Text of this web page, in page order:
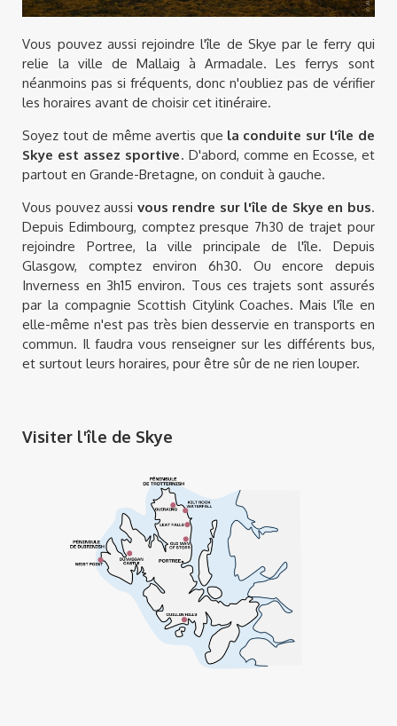
Vous pouvez aussi rejoindre l'île de Skye par le ferry qui
relie la ville de Mallaig à Armadale. Les ferrys sont
néanmoins pas si fréquents, donc n'oubliez pas de vérifier
les horaires avant de choisir cet itinéraire.
Soyez tout de même avertis que la conduite sur l'île de
Skye est assez sportive. D'abord, comme en Ecosse, et
partout en Grande-Bretagne, on conduit à gauche.
Vous pouvez aussi vous rendre sur l'île de Skye en bus.
Depuis Edimbourg, comptez presque 7h30 de trajet pour
rejoindre Portree, la ville principale de l'île. Depuis
Glasgow, comptez environ 6h30. Ou encore depuis
Inverness en 3h15 environ. Tous ces trajets sont assurés
par la compagnie Scottish Citylink Coaches. Mais l'île en
elle-même n'est pas très bien desservie en transports en
commun. Il faudra vous renseigner sur les différents bus,
et surtout leurs horaires, pour être sûr de ne rien louper.
Visiter l'île de Skye